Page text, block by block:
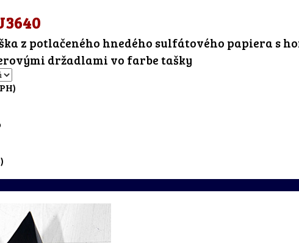
z potlačeného hnedého sulfátového papiera s
držadlami vo farbe tašky
)